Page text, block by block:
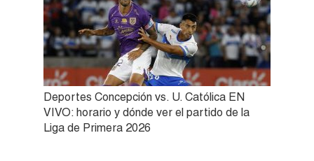
Deportes Concepción vs. U. Católica EN
VIVO: horario y dónde ver el partido de la
Liga de Primera 2026